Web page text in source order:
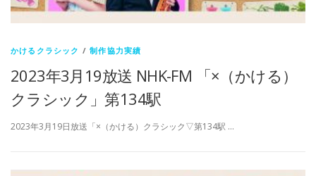
かけるクラシック /制作協力実績
2023年3月19放送 NHK-FM 「×（かける）
クラシック」第134駅
2023年3月19日放送「×（かける）クラシック▽第134駅 …